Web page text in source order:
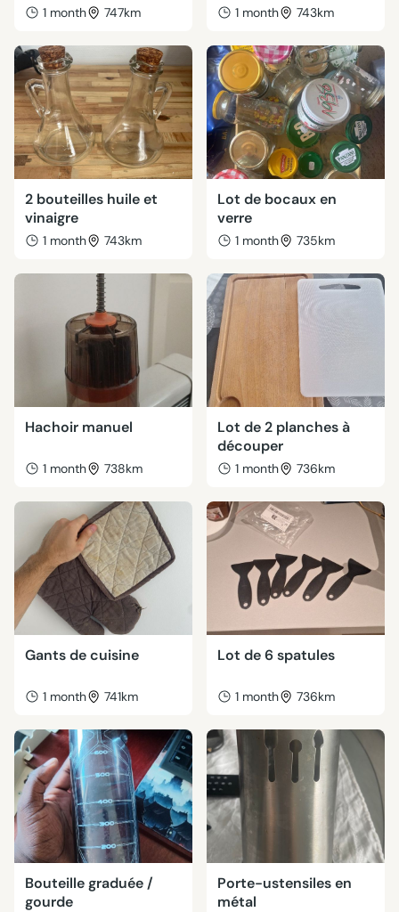
1 month 747km 1 month 743km
2 bouteilles huile et
vinaigre
1 month 743km
Lot de bocaux en
verre
1 month 735km
Hachoir manuel
1 month 738km
Lot de 2 planches à
découper
1 month 736km
Gants de cuisine
1 month 741km
Lot de 6 spatules
1 month 736km
Bouteille graduée /
gourde
Porte-ustensiles en
métal